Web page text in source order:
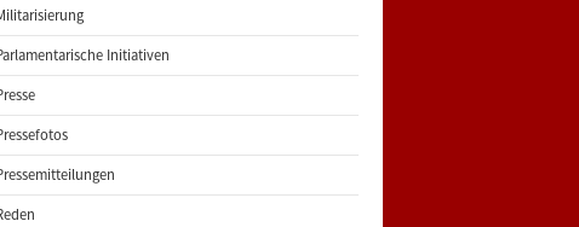
Initiativen